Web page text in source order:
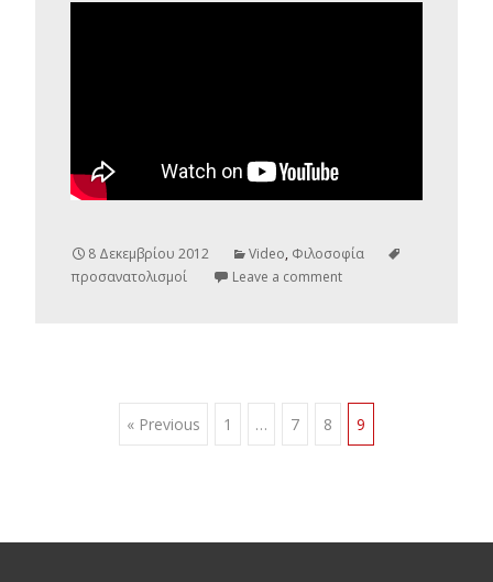
8 Δεκεμβρίου 2012 Video, Φιλοσοφία
προσανατολισμοί
Leave a comment
Posts
« Previous 1 … 7 8 9